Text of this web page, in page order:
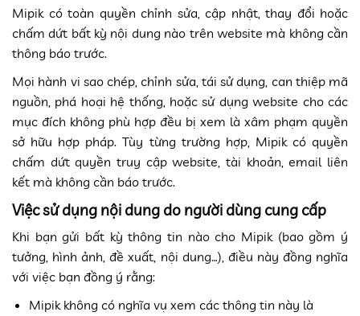
Mipik có toàn quyền chỉnh sửa, cập nhật, thay đổi hoặc
chấm dứt bất kỳ nội dung nào trên website mà không cần
thông báo trước.
Mọi hành vi sao chép, chỉnh sửa, tái sử dụng, can thiệp mã
nguồn, phá hoại hệ thống, hoặc sử dụng website cho các
mục đích không phù hợp đều bị xem là xâm phạm quyền
sở hữu hợp pháp. Tùy từng trường hợp, Mipik có quyền
chấm dứt quyền truy cập website, tài khoản, email liên
kết mà không cần báo trước.
Việc sử dụng nội dung do người dùng cung cấp
Khi bạn gửi bất kỳ thông tin nào cho Mipik (bao gồm ý
tưởng, hình ảnh, đề xuất, nội dung…), điều này đồng nghĩa
với việc bạn đồng ý rằng:
Mipik không có nghĩa vụ xem các thông tin này là